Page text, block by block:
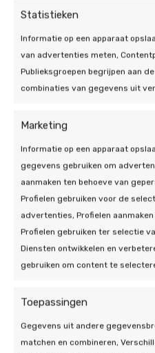
Statistieken
Informatie op een apparaat
van advertenties meten,
Publieksgroepen begrijpen aan
combinaties van gegevens uit
Marketing
Informatie op een apparaat
gegevens gebruiken om
aanmaken ten behoeve van
Profielen gebruiken voor de
advertenties, Profielen
Profielen gebruiken ter selectie
Diensten ontwikkelen en
gebruiken om content te
Toepassingen
Gegevens uit andere
matchen en combineren,
25 jul 2026 |
Hoe kan ik een
integreren met
7 min leestijd